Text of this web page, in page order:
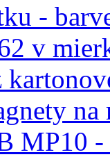
-
v
na
MP10